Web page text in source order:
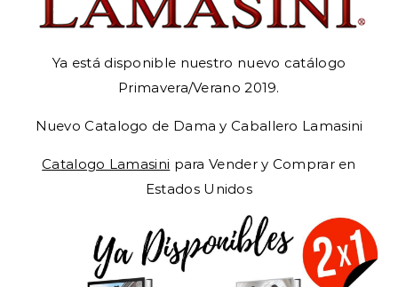
Ya está disponible nuestro nuevo catálogo
Primavera/Verano 2019.
Nuevo Catalogo de Dama y Caballero Lamasini
Catalogo Lamasini para Vender y Comprar en
Estados Unidos